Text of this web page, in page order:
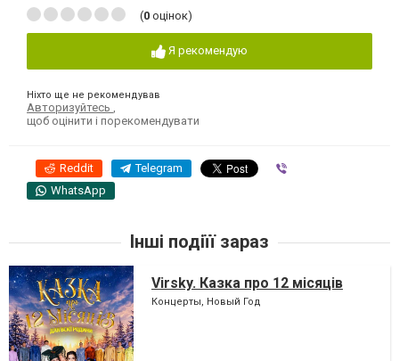
(0 оцінок)
Я рекомендую
Ніхто ще не рекомендував
Авторизуйтесь
щоб оцінити і порекомендувати
Reddit Telegram
WhatsApp
Інші подіїї зараз
Virsky. Казка про 12 місяців
Концерты, Новый Год